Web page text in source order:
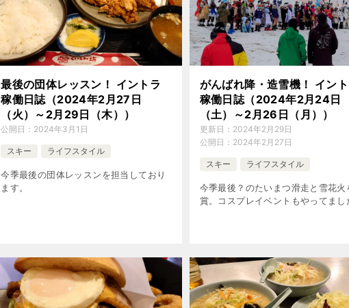
最後の団体レッスン！ イントラ
稼働日誌（2024年2月27日
（火）～2月29日（木））
公開日： 2024年3月1日
スキー ライフスタイル
今季最後の団体レッスンを担当しており
ます。
がんばれ降・造雪機！ イン
稼働日誌（2024年2月24日
（土）～2月26日（月））
更新日： 2024年2月29日
公開日： 2024年2月27日
スキー ライフスタイル
今季最後？のたいまつ滑走と雪花火
賞。コスプレイベントもやってまし